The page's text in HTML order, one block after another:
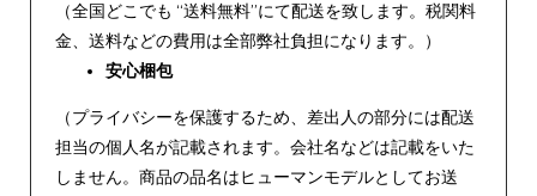
（全国どこでも “送料無料”にて配送を致します。税関料
金、送料などの費用は全部弊社負担になります。）
安心梱包
（プライバシーを保護するため、差出人の部分には配送
担当の個人名が記載されます。会社名などは記載をいた
しません。商品の品名はヒューマンモデルとしてお送